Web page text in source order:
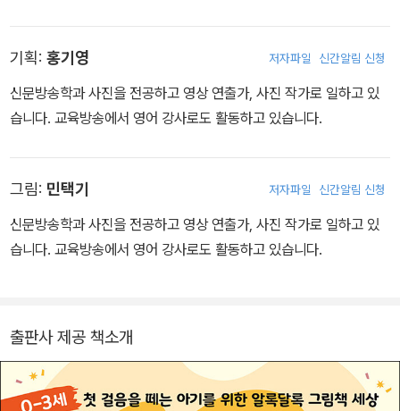
일상의 균형도 지켜나가고 싶어 한다. <나의 정원은 천천히 아름다워
진다>는 작고 사소하지만 마법같은 순간들을 발견해 나가는 이 시대
여자들의 삶에 관한 응원과 치유의 기록이다. 인터뷰집 <당신은 스토
가 있다.
기획: 홍기영 저자파일 신간알림 신청
신문방송학과 사진을 전공하고 영상 연출가, 사진 작가로 일하고 있
습니다. 교육방송에서 영어 강사로도 활동하고 있습니다.
그림: 민택기 저자파일 신간알림 신청
신문방송학과 사진을 전공하고 영상 연출가, 사진 작가로 일하고 있
습니다. 교육방송에서 영어 강사로도 활동하고 있습니다.
출판사 제공 책소개